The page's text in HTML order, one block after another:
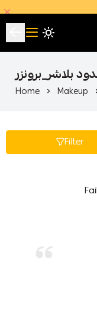
بلاشر_برونزر
Home Makeup
Filter